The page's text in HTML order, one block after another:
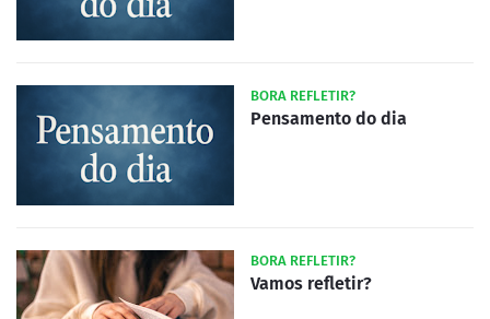
BORA REFLETIR?
Pensamento do dia
BORA REFLETIR?
Vamos refletir?